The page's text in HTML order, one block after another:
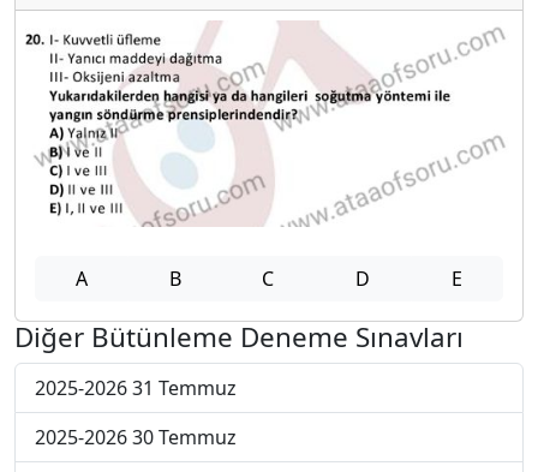
A B C D E
Diğer Bütünleme Deneme Sınavları
2025-2026 31 Temmuz
2025-2026 30 Temmuz